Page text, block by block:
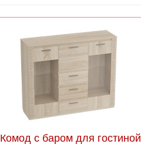
Комод с баром для гостиной